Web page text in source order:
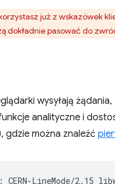
już z wskazówek
dokładnie pasować do
wysyłają
analityczne i
gdzie można znaleźć